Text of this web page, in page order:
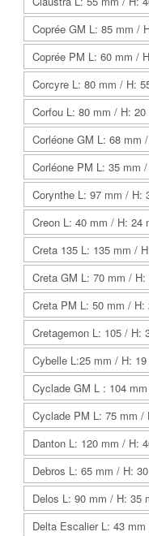
Coprée GM L: 85 mm /
Coprée PM L: 60 mm /
Corcyre L: 80 mm / H:
Corfou L: 80 mm / H: 20
Corléone GM L: 68 mm
Corléone PM L: 35 mm
Corynthe L: 97 mm / H:
Creon L: 40 mm / H: 24
Creta 135 L: 135 mm /
Creta GM L: 70 mm / H:
Creta PM L: 50 mm / H:
Cretagemon L: 105 / H:
Cybelle L:25 mm / H: 19
Cyclade GM L : 104
Cyclade PM L: 75 mm /
Danton L: 120 mm / H:
Debros L: 65 mm / H:
Delos L: 90 mm / H: 35
Delta Escalier L: 43